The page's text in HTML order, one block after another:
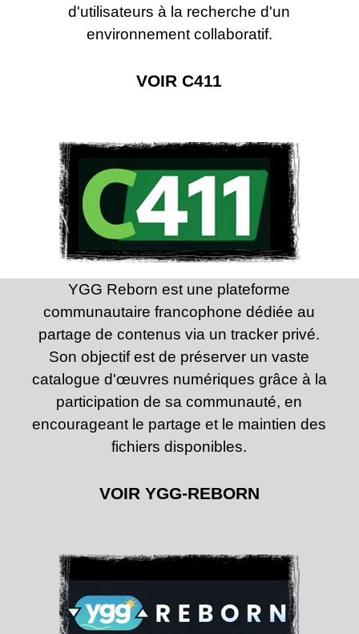
d'utilisateurs à la recherche d'un
environnement collaboratif.
VOIR C411
YGG Reborn est une plateforme
communautaire francophone dédiée au
partage de contenus via un tracker privé.
Son objectif est de préserver un vaste
catalogue d'œuvres numériques grâce à la
participation de sa communauté, en
encourageant le partage et le maintien des
fichiers disponibles.
VOIR YGG-REBORN